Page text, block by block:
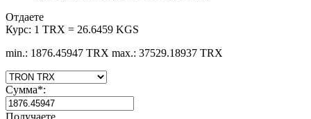
Отдаете
Курс: 1 TRX = 26.6459 KGS
min.: 1876.45947 TRX max.: 37529.18937 TRX
Сумма*:
Получаете